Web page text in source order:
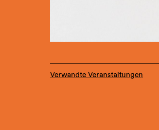
Verwandte Veranstaltungen